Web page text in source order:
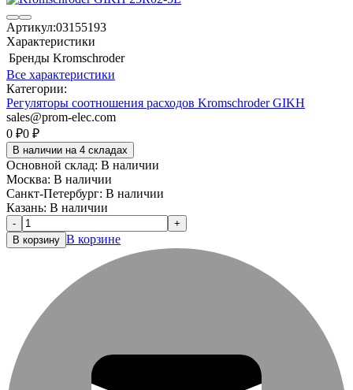
Артикул:03155193
Характеристики
Бренды Kromschroder
Все характеристики
Категории:
Регуляторы соотношения расходов Kromschroder GIKH
sales@prom-elec.com
0 ₽0 ₽
В наличии на 4 складах
Основной склад: В наличии
Москва: В наличии
Санкт-Петербург: В наличии
Казань: В наличии
-
+
В корзину В корзине